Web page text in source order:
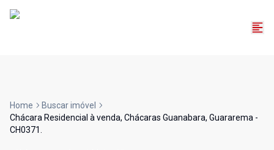
Home
Buscar imóvel
Chácara Residencial à venda, Chácaras Guanabara, Guararema -
CH0371.